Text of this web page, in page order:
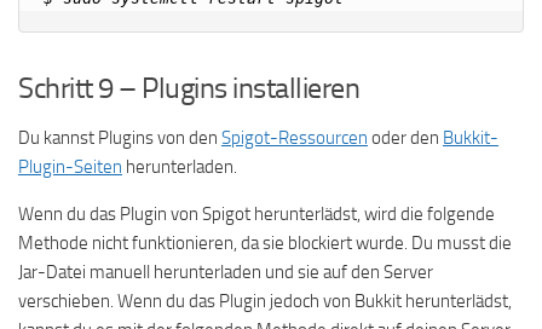
Schritt 9 – Plugins installieren
Du kannst Plugins von den Spigot-Ressourcen oder den Bukkit-
Plugin-Seiten herunterladen.
Wenn du das Plugin von Spigot herunterlädst, wird die folgende
Methode nicht funktionieren, da sie blockiert wurde. Du musst die
Jar-Datei manuell herunterladen und sie auf den Server
verschieben. Wenn du das Plugin jedoch von Bukkit herunterlädst,